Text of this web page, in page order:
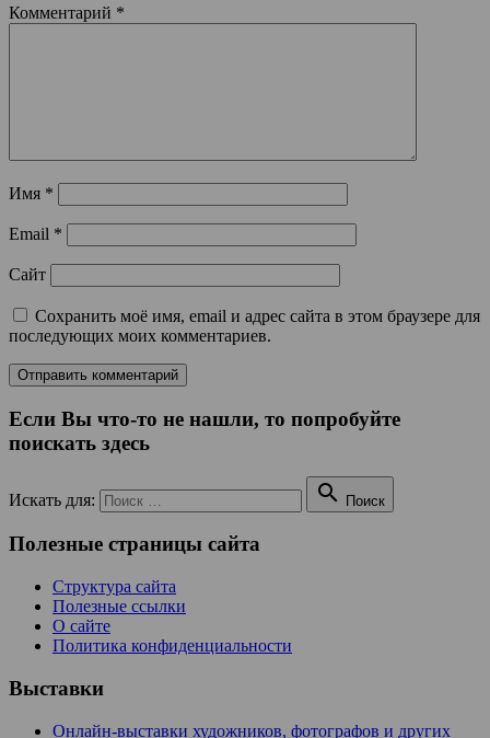
Комментарий *
Имя *
Email *
Сайт
Сохранить моё имя, email и адрес сайта в этом браузере для
последующих моих комментариев.
Если Вы что-то не нашли, то попробуйте
поискать здесь
Искать для:  Поиск
Полезные страницы сайта
Структура сайта
Полезные ссылки
О сайте
Политика конфиденциальности
Выставки
Онлайн-выставки художников, фотографов и других